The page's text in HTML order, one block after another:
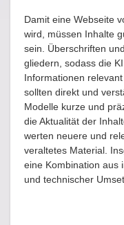
Damit eine Webseite
wird, müssen Inhalte
sein. Überschriften
gliedern, sodass die
Informationen
sollten direkt und
Modelle kurze und
die Aktualität der
werten neuere und
veraltetes Material.
eine Kombination aus
und technischer